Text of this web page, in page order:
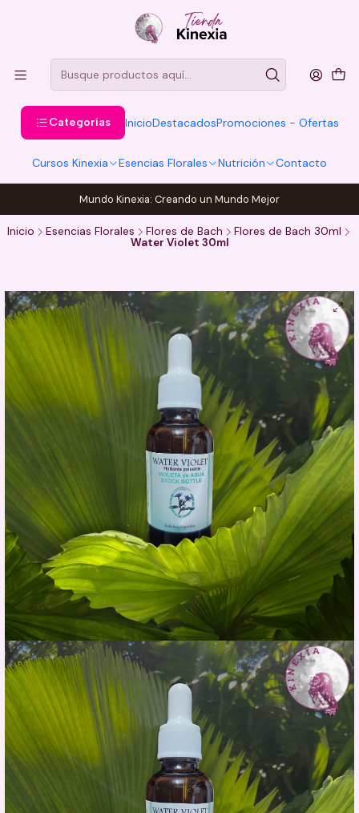
Categorías InicioDestacadosPromociones - Ofertas
Cursos Kinexia Esencias Florales Nutrición Contacto
Mundo Kinexia: Creando un Mundo Mejor
Inicio Esencias Florales Flores de Bach
Flores de Bach 30ml
Water Violet 30ml